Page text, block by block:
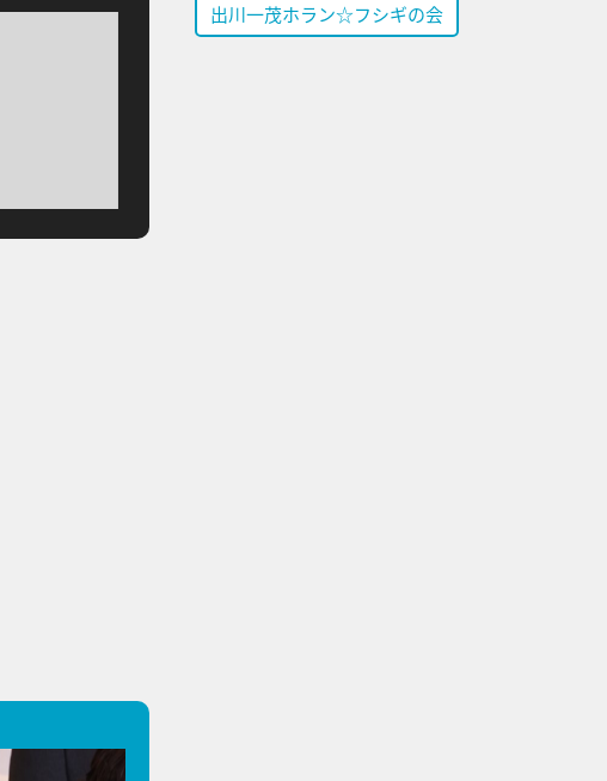
出川一茂ホラン☆フシギの会